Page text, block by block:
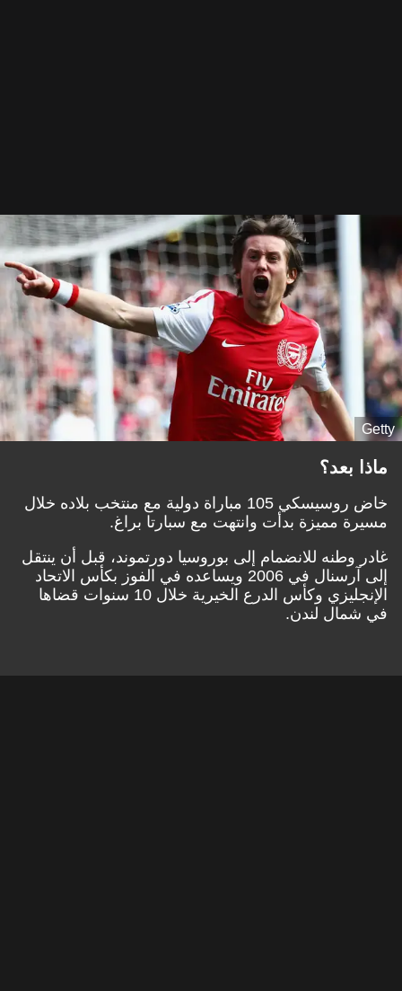
Getty
ماذا بعد؟
خاض روسيسكي 105 مباراة دولية مع منتخب بلاده خلال
مسيرة مميزة بدأت وانتهت مع سبارتا براغ.
غادر وطنه للانضمام إلى بوروسيا دورتموند، قبل أن ينتقل
إلى آرسنال في 2006 ويساعده في الفوز بكأس الاتحاد
الإنجليزي وكأس الدرع الخيرية خلال 10 سنوات قضاها
في شمال لندن.